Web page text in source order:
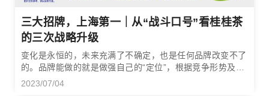
三大招牌，上海第一｜从“战斗口号”看桂桂茶
的三次战略升级
变化是永恒的，未来充满了不确定，也是任何品牌改变不了
的。品牌能做的就是做强自己的“定位”，根据竞争形势及时
升级战略定位，才能在市场竞争的惊涛骇浪中破浪前行。
2023/07/04